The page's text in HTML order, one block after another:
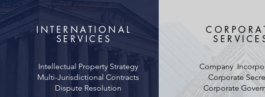
INTERNATIONAL
SERVICES
Intellectual Property Strategy
Multi-Jurisdictional Contracts
Dispute Resolution
Company
Corporate
Corporate